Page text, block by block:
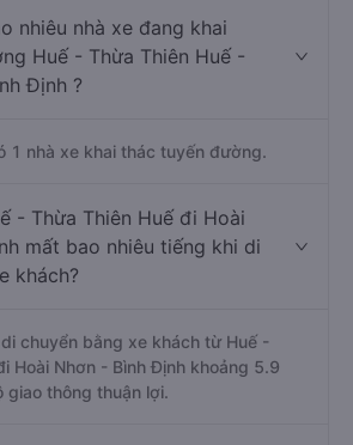
nhiêu nhà xe đang khai
Huế - Thừa Thiên Huế -
Định ?
1 nhà xe khai thác tuyến đường.
- Thừa Thiên Huế đi Hoài
mất bao nhiêu tiếng khi di
khách?
chuyển bằng xe khách từ Huế -
Hoài Nhơn - Bình Định khoảng 5.9
giao thông thuận lợi.